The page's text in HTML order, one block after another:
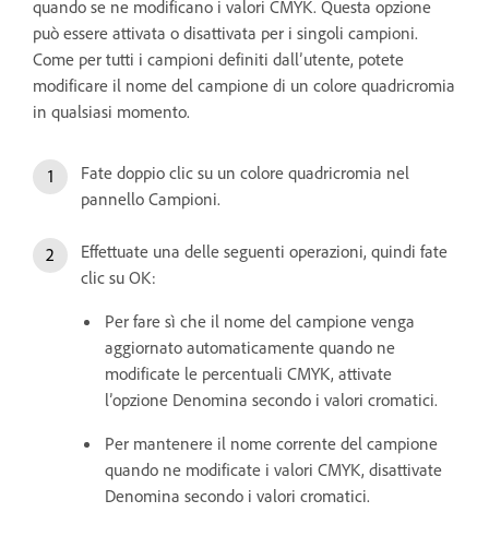
quando se ne modificano i valori CMYK. Questa opzione
può essere attivata o disattivata per i singoli campioni.
Come per tutti i campioni definiti dall’utente, potete
modificare il nome del campione di un colore quadricromia
in qualsiasi momento.
Fate doppio clic su un colore quadricromia nel
pannello Campioni.
Effettuate una delle seguenti operazioni, quindi fate
clic su OK:
Per fare sì che il nome del campione venga
aggiornato automaticamente quando ne
modificate le percentuali CMYK, attivate
l’opzione Denomina secondo i valori cromatici.
Per mantenere il nome corrente del campione
quando ne modificate i valori CMYK, disattivate
Denomina secondo i valori cromatici.